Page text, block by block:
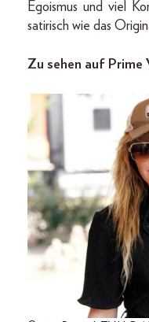
Egoismus und viel
satirisch wie das
Zu sehen auf Prime